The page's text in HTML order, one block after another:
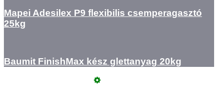
Mapei Adesilex P9 flexibilis csemperagasztó
25kg
Baumit FinishMax kész glettanyag 20kg